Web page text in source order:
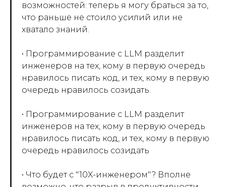
возможностей: теперь я могу браться за то,
что раньше не стоило усилий или не
хватало знаний.
• Программирование с LLM разделит
инженеров на тех, кому в первую очередь
нравилось писать код, и тех, кому в первую
очередь нравилось созидать.
• Программирование с LLM разделит
инженеров на тех, кому в первую очередь
нравилось писать код, и тех, кому в первую
очередь нравилось созидать
• Что будет с "10X-инженером"? Вполне